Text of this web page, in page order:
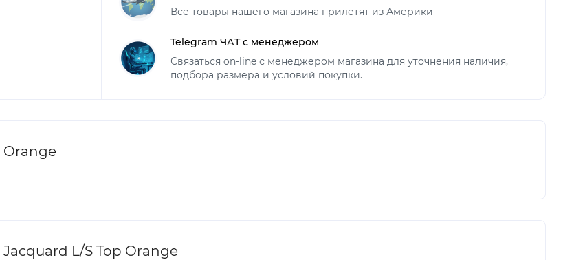
Все товары нашего магазина прилетят из Америки
Telegram ЧАТ с менеджером
Связаться on-line с менеджером магазина для уточнения наличия,
подбора размера и условий покупки.
Orange
L/S Top Orange